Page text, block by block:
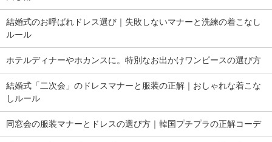
結婚式のお呼ばれドレス選び｜失敗しないマナーと洗練の着こなし
ルール
ホテルディナーやホカンスに。特別なお出かけワンピースの選び方
結婚式「二次会」のドレスマナーと服装の正解｜おしゃれな着こな
しルール
同窓会の服装マナーとドレスの選び方｜韓国プチプラの正解コーデ